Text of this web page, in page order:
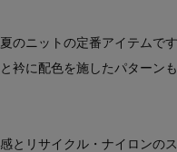
のニットの定番アイテムです
衿に配色を施したパターン
とリサイクル・ナイロンの